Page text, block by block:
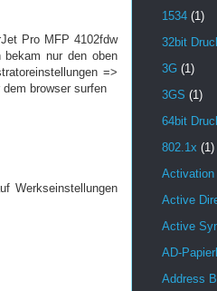
Pro MFP 4102fdw
nur den oben
=>
browser surfen
Werkseinstellungen
1534 (1)
32bit
3G (1)
3GS (1)
64bit
802.1x (1)
Activation
Active
Active
AD-
Address